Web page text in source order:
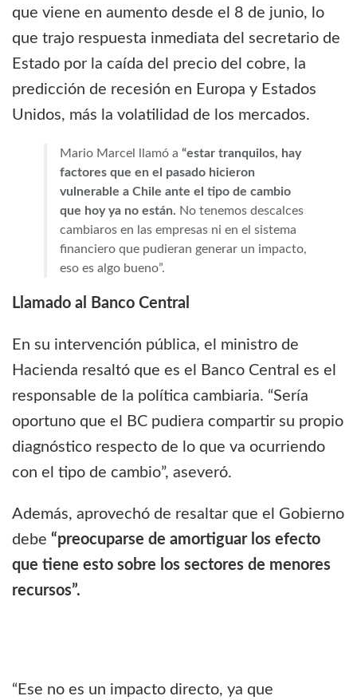
que viene en aumento desde el 8 de junio, lo
que trajo respuesta inmediata del secretario de
Estado por la caída del precio del cobre, la
predicción de recesión en Europa y Estados
Unidos, más la volatilidad de los mercados.
Mario Marcel llamó a “estar tranquilos, hay
factores que en el pasado hicieron
vulnerable a Chile ante el tipo de cambio
que hoy ya no están. No tenemos descalces
cambiaros en las empresas ni en el sistema
financiero que pudieran generar un impacto,
eso es algo bueno”.
Llamado al Banco Central
En su intervención pública, el ministro de
Hacienda resaltó que es el Banco Central es el
responsable de la política cambiaria. “Sería
oportuno que el BC pudiera compartir su propio
diagnóstico respecto de lo que va ocurriendo
con el tipo de cambio”, aseveró.
Además, aprovechó de resaltar que el Gobierno
debe “preocuparse de amortiguar los efecto
que tiene esto sobre los sectores de menores
recursos”.
“Ese no es un impacto directo, ya que